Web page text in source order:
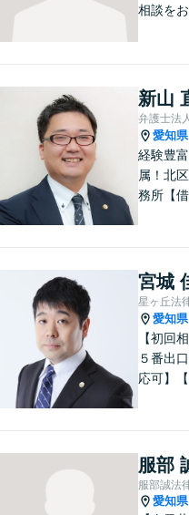
相談を
ブル解
新山
弁護士法
愛知県|
経験豊
属！北
務所【
対応【
も連携
宮城
星ヶ丘法
愛知県|
【初回
５番出
応可】
服部
服部誠法
愛知県|